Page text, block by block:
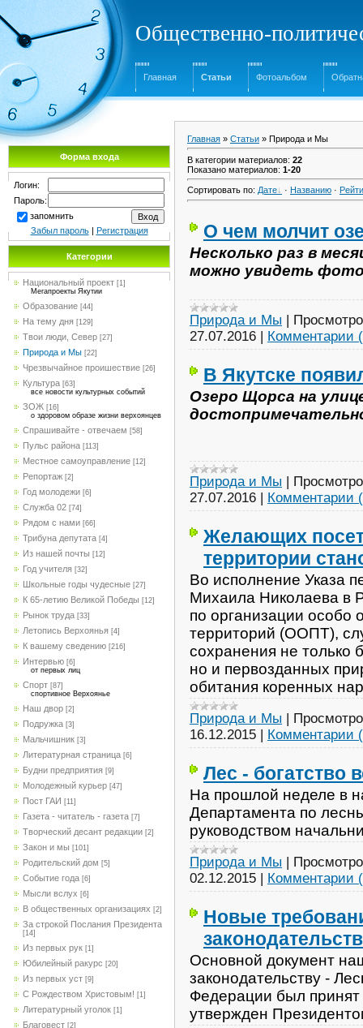
Общественно-
Главная Статьи Фотоальбом
Форма входа
Логин:
Пароль:
запомнить
Забыл пароль| Регистрация
Категории
Национальный проект [1]
Мегапроекты Якутии
Образование [44]
На тему дня [129]
Твои люди, Север [27]
Природа и Мы [22]
Чрезвычайное проишествие [26]
Культура [63]
все новости культурных событий
ЗОЖ [16]
о здоровом образе жизни верхоянцев
Спрашивайте - отвечаем [58]
Пульс района [113]
Местное самоуправление [12]
Репортаж [2]
Год молодежи [6]
Служба 02 [74]
Рядом с нами [66]
Трибуна депутата [4]
Из нашей почты [12]
Год учителя [32]
Школьные годы чудесные [27]
К 65-летию Великой Победы [12]
Рынок труда [33]
Летопись Верхоянья [4]
К вашему сведению [216]
Интервью [6]
от первых лиц
Спорт [87]
спортивное Верхоянье
Наш двор [2]
Подружка [3]
Мальчишник [3]
Литературная страница [6]
Будни предприятия [9]
Молодежный курьер [47]
Пост ГАИ [11]
Газета - читатель - газета [7]
Творческий десант редакции [2]
Закон и мы [101]
Родительский дом [5]
Событие года [6]
Мысли вслух [6]
В общественных организациях [2]
За строкой Послания Президента
[14]
Из первых рук [1]
Юбилейный ракурс [20]
Из первых уст [9]
С Рождеством Христовым! [1]
Литературный уголок [1]
Благовест [2]
Главная » Статьи » Природа и Мы
В категории материалов: 22
Показано материалов: 1-20
Сортировать по: Дате · Названию ·
О чем молчит
Несколько раз в
можно увидеть
Природа и Мы |
27.07.2016 | Комментарии
В Якутске
Озеро Щорса на
Природа и Мы |
27.07.2016 | Комментарии
Желающих
территории
Во исполнение Указа
Михаила Николаева в
по организации
территорий (ООПТ),
сохранения не только
но и первозданных
обитания коренных
Природа и Мы |
16.12.2015 | Комментарии
Лес - богатство
На прошлой неделе в
Департамента по
руководством
Природа и Мы |
02.12.2015 | Комментарии
Новые
Основной документ
законодательству -
Федерации был
утвержден